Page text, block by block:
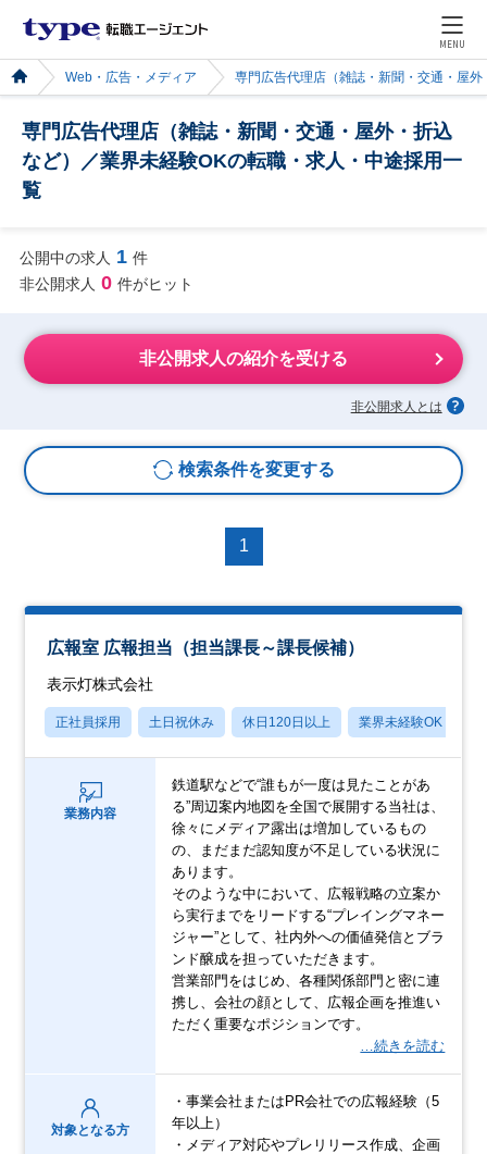
MENU
Web・広告・メディア 専門広告代理店（雑誌・新聞・交通・屋外
専門広告代理店（雑誌・新聞・交通・屋外・折込
など）／業界未経験OKの転職・求人・中途採用一
覧
公開中の求人 1 件
非公開求人 0 件がヒット
非公開求人の紹介を受ける
非公開求人とは
検索条件を変更する
1
広報室 広報担当（担当課長～課長候補）
表示灯株式会社
正社員採用 土日祝休み 休日120日以上 業界未経験OK
業務内容
鉄道駅などで“誰もが一度は見たことがあ
る”周辺案内地図を全国で展開する当社は、
徐々にメディア露出は増加しているもの
の、まだまだ認知度が不足している状況に
あります。
そのような中において、広報戦略の立案か
ら実行までをリードする“プレイングマネー
ジャー”として、社内外への価値発信とブラ
ンド醸成を担っていただきます。
営業部門をはじめ、各種関係部門と密に連
携し、会社の顔として、広報企画を推進い
ただく重要なポジションです。
…続きを読む
対象となる方
・事業会社またはPR会社での広報経験（5
年以上）
・メディア対応やプレリリース作成、企画